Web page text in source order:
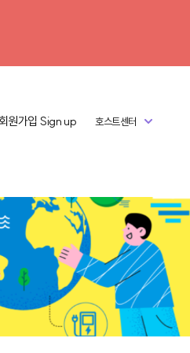
회원가입 Sign up 호스트센터